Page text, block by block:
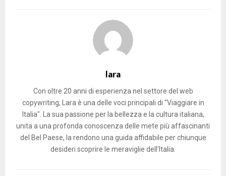
lara
Con oltre 20 anni di esperienza nel settore del web
copywriting, Lara è una delle voci principali di "Viaggiare in
Italia". La sua passione per la bellezza e la cultura italiana,
unita a una profonda conoscenza delle mete più affascinanti
del Bel Paese, la rendono una guida affidabile per chiunque
desideri scoprire le meraviglie dell'Italia.